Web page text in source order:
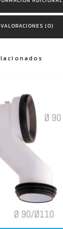
VALORACIONES (0)